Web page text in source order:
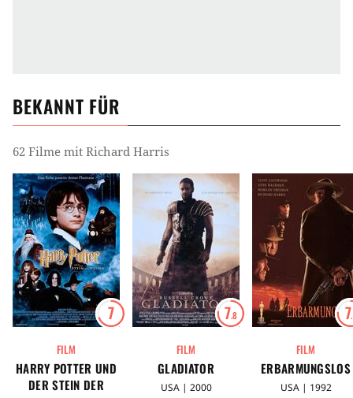
BEKANNT FÜR
62 Filme mit Richard Harris
7
FILM
HARRY POTTER UND
DER STEIN DER
7.8
FILM
GLADIATOR
USA | 2000
7
FILM
ERBARMUNGSLOS
USA | 1992